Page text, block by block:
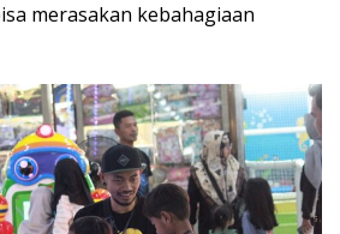
merasakan kebahagiaan